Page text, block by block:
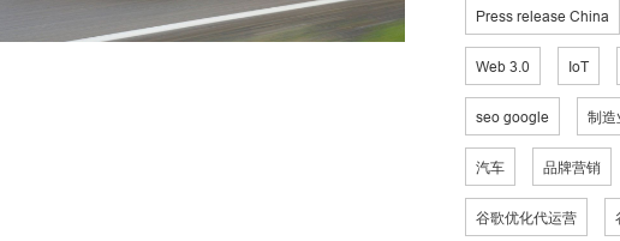
Press release China
Web 3.0 IoT
seo google 制造
汽车 品牌营销
谷歌优化代运营